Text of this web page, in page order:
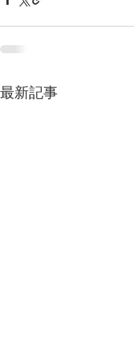
最新記事